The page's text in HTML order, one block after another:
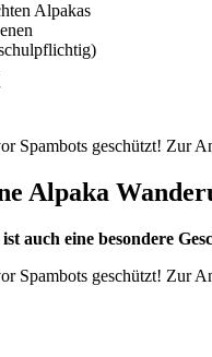
Alpakas
Spambots geschützt! Zur
Alpaka
auch eine besondere
Spambots geschützt! Zur